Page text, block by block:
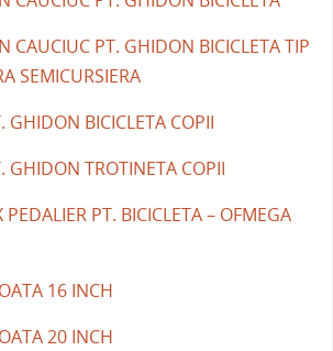
CAUCIUC PT. GHIDON BICICLETA TIP
SEMICURSIERA
GHIDON BICICLETA COPII
GHIDON TROTINETA COPII
PT. BICICLETA – OFMEGA
16 INCH
20 INCH